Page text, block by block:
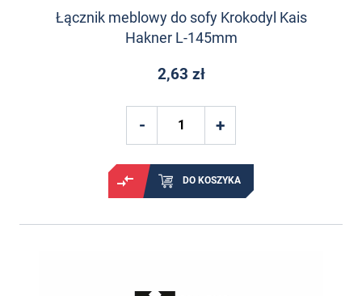
Łącznik meblowy do sofy Krokodyl Kais
Hakner L-145mm
2,63 zł
DO KOSZYKA